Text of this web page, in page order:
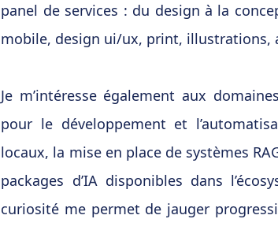
panel de services : du design à la
mobile, design ui/ux, print,
Je m’intéresse également aux
pour le développement et
locaux, la mise en place de systèmes
packages d’IA disponibles dans
curiosité me permet de jauger